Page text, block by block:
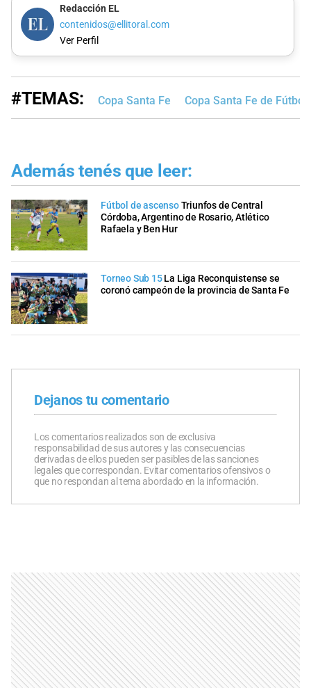
Redacción EL
contenidos@ellitoral.com
Ver Perfil
#TEMAS: Copa Santa Fe Copa Santa Fe de Fútbol
Además tenés que leer:
Fútbol de ascensoTriunfos de Central
Córdoba, Argentino de Rosario, Atlético
Rafaela y Ben Hur
Torneo Sub 15 La Liga Reconquistense se
coronó campeón de la provincia de Santa Fe
Dejanos tu comentario
Los comentarios realizados son de exclusiva
responsabilidad de sus autores y las consecuencias
derivadas de ellos pueden ser pasibles de las sanciones
legales que correspondan. Evitar comentarios ofensivos o
que no respondan al tema abordado en la información.